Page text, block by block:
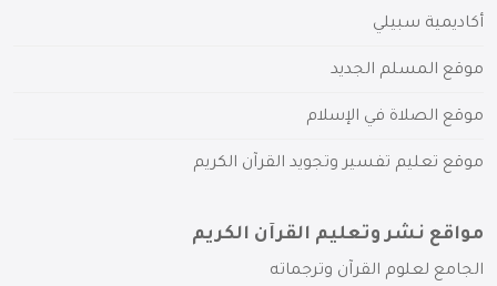
أكاديمية سبيلي
موقع المسلم الجديد
موقع الصلاة في الإسلام
موقع تعليم تفسير وتجويد القرآن الكريم
مواقع نشر وتعليم القرآن الكريم
الجامع لعلوم القرآن وترجماته